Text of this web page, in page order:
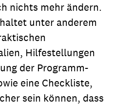
nichts mehr ändern.
unter anderem
Hilfestellungen
der Programm-
eine Checkliste,
sein können, dass